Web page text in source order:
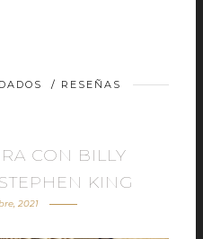
/ RESEÑAS
CON BILLY
KING
2021